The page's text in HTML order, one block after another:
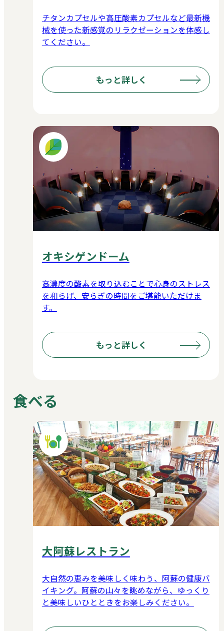
チタンカプセルや高圧酸素カプセルなど最新機
械を使った新感覚のリラクゼーションを体感し
てください。
もっと詳しく
オキシゲンドーム
高濃度の酸素を取り込むことで心身のストレス
を和らげ、安らぎの時間をご堪能いただけま
す。
もっと詳しく
食べる
大阿蘇レストラン
大自然の恵みを美味しく味わう、阿蘇の健康バ
イキング。阿蘇の山々を眺めながら、ゆっくり
と美味しいひとときをお楽しみください。